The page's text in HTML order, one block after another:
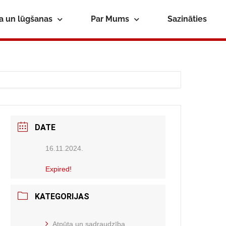
un lūgšanas Par Mums Sazināties
DATE
16.11.2024.
Expired!
KATEGORIJAS
Atpūta un sadraudzība